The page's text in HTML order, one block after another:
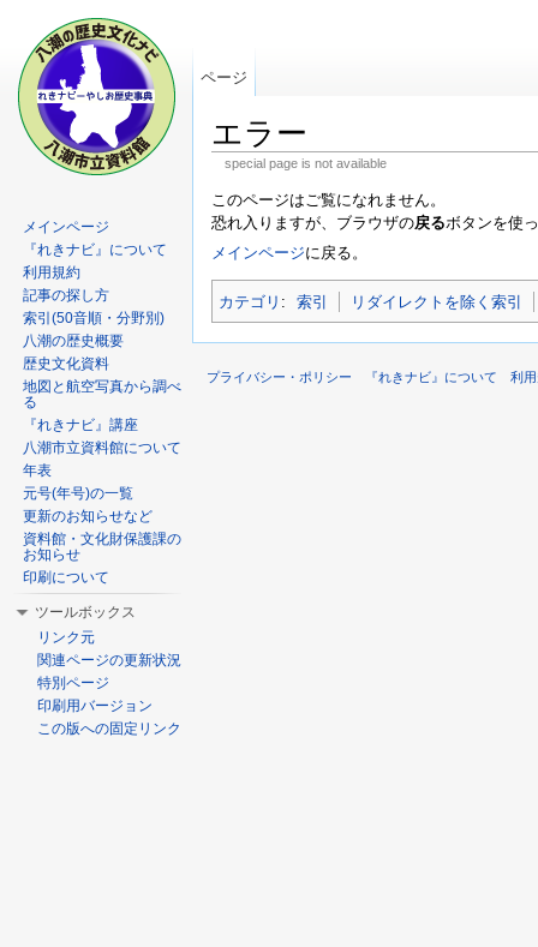
エラー
special page is not available
このページはご覧になれません。
恐れ入りますが、ブラウザの戻るボタンを使
メインページに戻る。
カテゴリ : 索引 リダイレクトを除く索引
ページ
メインページ
『れきナビ』について
利用規約
記事の探し方
索引(50音順・分野別)
八潮の歴史概要
歴史文化資料
地図と航空写真から調べ
る
『れきナビ』講座
八潮市立資料館について
年表
元号(年号)の一覧
更新のお知らせなど
資料館・文化財保護課の
お知らせ
印刷について
ツールボックス
リンク元
関連ページの更新状況
特別ページ
印刷用バージョン
この版への固定リンク
プライバシー・ポリシー 『れきナビ』について 利